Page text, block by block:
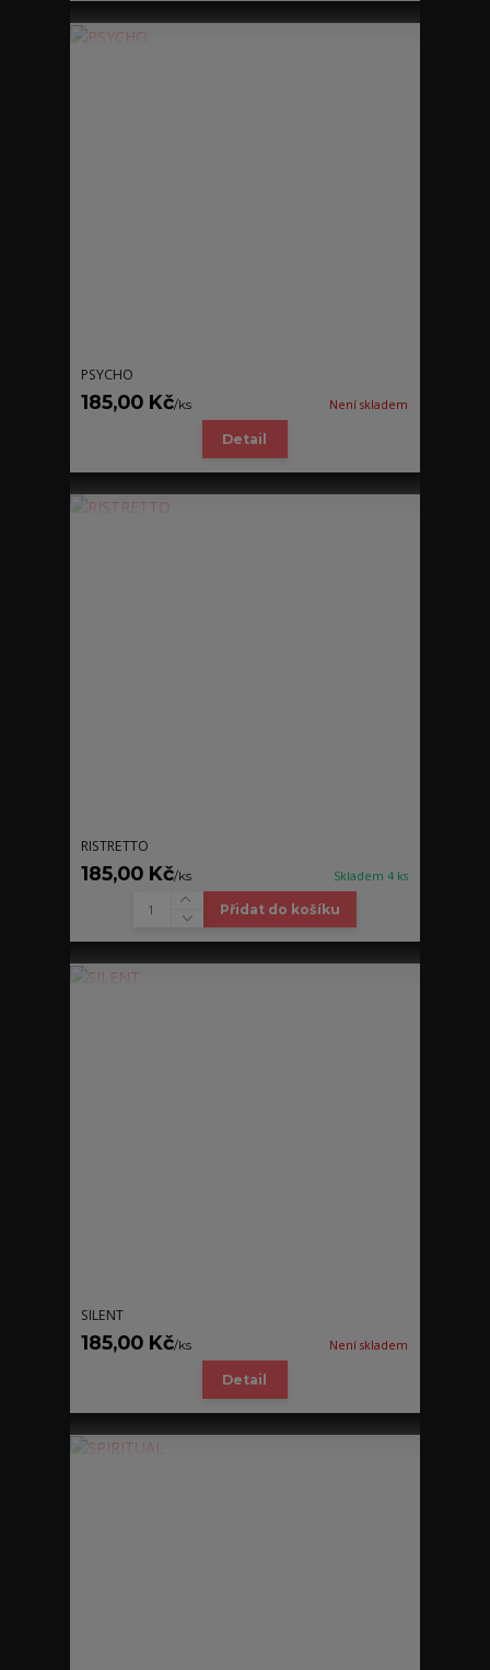
PSYCHO
185,00 Kč/ks Není skladem
Detail
RISTRETTO
185,00 Kč/ks Skladem 4 ks
Přidat do košíku
SILENT
185,00 Kč/ks Není skladem
Detail